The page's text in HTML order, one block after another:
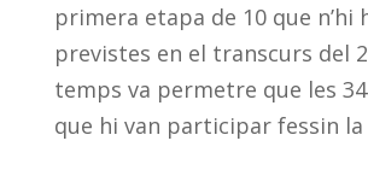
primera etapa de 10 que n’hi
previstes en el transcurs del
temps va permetre que les
que hi van participar fessin la